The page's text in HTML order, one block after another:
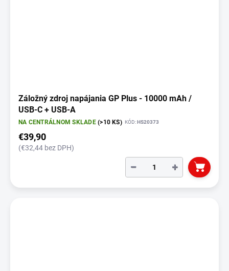
Záložný zdroj napájania GP Plus - 10000 mAh /
USB-C + USB-A
NA CENTRÁLNOM SKLADE(>10 KS) KÓD:HS20373
€39,90
(€32,44 bez DPH)
+
−